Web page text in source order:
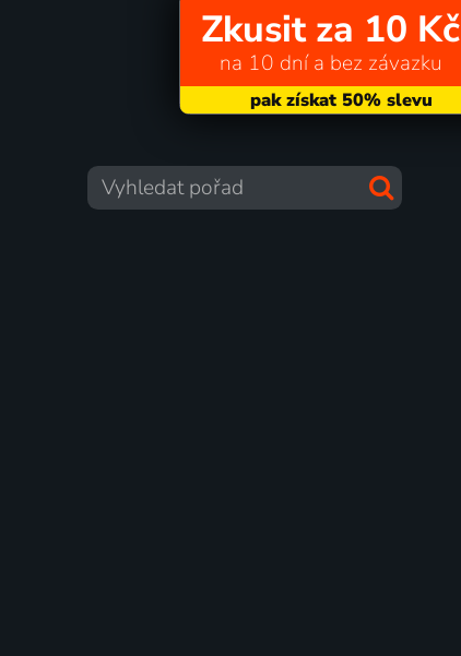
Zkusit za 10 Kč
na 10 dní a bez závazku